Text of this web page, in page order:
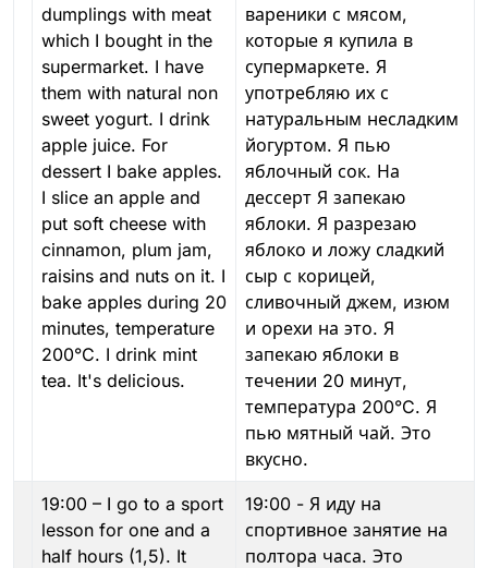
dumplings with meat
which I bought in the
supermarket. I have
them with natural non
sweet yogurt. I drink
apple juice. For
dessert I bake apples.
I slice an apple and
put soft cheese with
cinnamon, plum jam,
raisins and nuts on it. I
bake apples during 20
minutes, temperature
200°C. I drink mint
tea. It's delicious.
вареники с мясом,
которые я купила в
супермаркете. Я
употребляю их с
натуральным несладким
йогуртом. Я пью
яблочный сок. На
дессерт Я запекаю
яблоки. Я разрезаю
яблоко и ложу сладкий
сыр с корицей,
сливочный джем, изюм
и орехи на это. Я
запекаю яблоки в
течении 20 минут,
температура 200°C. Я
пью мятный чай. Это
вкусно.
19:00 – I go to a sport
lesson for one and a
half hours (1,5). It
19:00 - Я иду на
спортивное занятие на
полтора часа. Это